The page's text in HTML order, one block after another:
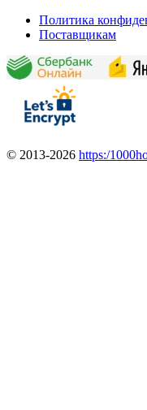
Политика
Поставщикам
© 2013-2026 https:/